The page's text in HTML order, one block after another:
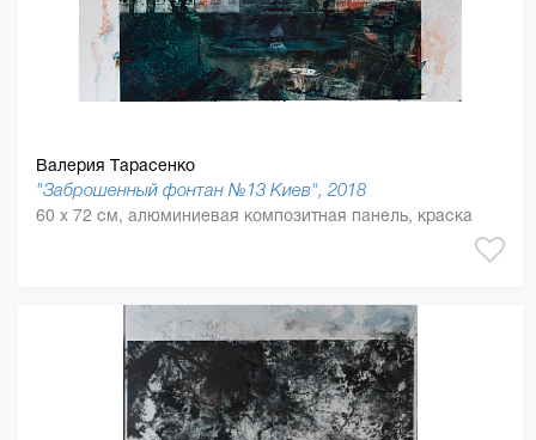
Валерия Тарасенко
"Заброшенный фонтан №13 Киев", 2018
60 x 72 см, алюминиевая композитная панель, краска